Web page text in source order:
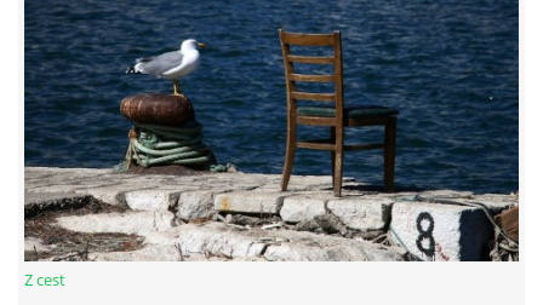
© 2026 eStránky.cz |RSS
Z cest